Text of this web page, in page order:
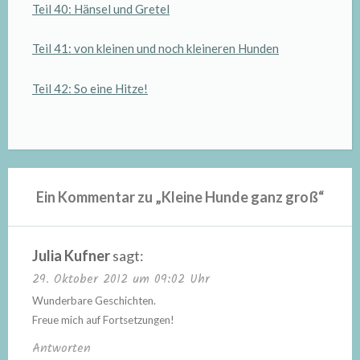
Teil 40: Hänsel und Gretel
Teil 41: von kleinen und noch kleineren Hunden
Teil 42: So eine Hitze!
Ein Kommentar zu „Kleine Hunde ganz groß“
Julia Kufnersagt:
29. Oktober 2012 um 09:02 Uhr
Wunderbare Geschichten.
Freue mich auf Fortsetzungen!
Antworten